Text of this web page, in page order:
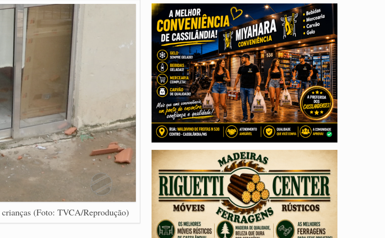
(Foto: TVCA/Reprodução)